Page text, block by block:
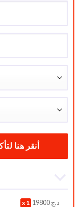
1 19800 د.ج